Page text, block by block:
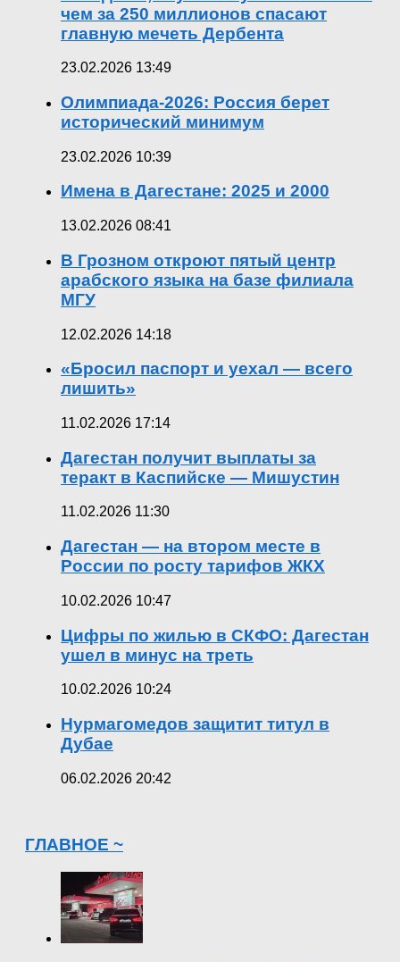
чем за 250 миллионов спасают
главную мечеть Дербента
23.02.2026 13:49
Олимпиада-2026: Россия берет
исторический минимум
23.02.2026 10:39
Имена в Дагестане: 2025 и 2000
13.02.2026 08:41
В Грозном откроют пятый центр
арабского языка на базе филиала
МГУ
12.02.2026 14:18
«Бросил паспорт и уехал — всего
лишить»
11.02.2026 17:14
Дагестан получит выплаты за
теракт в Каспийске — Мишустин
11.02.2026 11:30
Дагестан — на втором месте в
России по росту тарифов ЖКХ
10.02.2026 10:47
Цифры по жилью в СКФО: Дагестан
ушел в минус на треть
10.02.2026 10:24
Нурмагомедов защитит титул в
Дубае
06.02.2026 20:42
ГЛАВНОЕ ~